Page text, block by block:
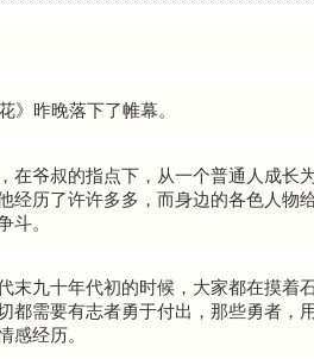
》昨晚落下了帷幕。
在爷叔的指点下，从一个普通人成长
经历了许许多多，而身边的各色人物
斗。
末九十年代初的时候，大家都在摸着
都需要有志者勇于付出，那些勇者，
感经历。